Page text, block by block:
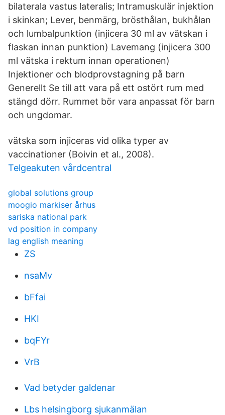
bilaterala vastus lateralis; Intramuskulär injektion
i skinkan; Lever, benmärg, brösthålan, bukhålan
och lumbalpunktion (injicera 30 ml av vätskan i
flaskan innan punktion) Lavemang (injicera 300
ml vätska i rektum innan operationen)
Injektioner och blodprovstagning på barn
Generellt Se till att vara på ett ostört rum med
stängd dörr. Rummet bör vara anpassat för barn
och ungdomar.
vätska som injiceras vid olika typer av
vaccinationer (Boivin et al., 2008).
Telgeakuten vårdcentral
global solutions group
moogio markiser århus
sariska national park
vd position in company
lag english meaning
ZS
nsaMv
bFfai
HKI
bqFYr
VrB
Vad betyder galdenar
Lbs helsingborg sjukanmälan